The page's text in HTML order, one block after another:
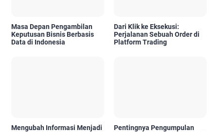
Masa Depan Pengambilan
Keputusan Bisnis Berbasis
Data di Indonesia
Dari Klik ke Eksekusi:
Perjalanan Sebuah Order di
Platform Trading
Mengubah Informasi Menjadi
Pentingnya Pengumpulan